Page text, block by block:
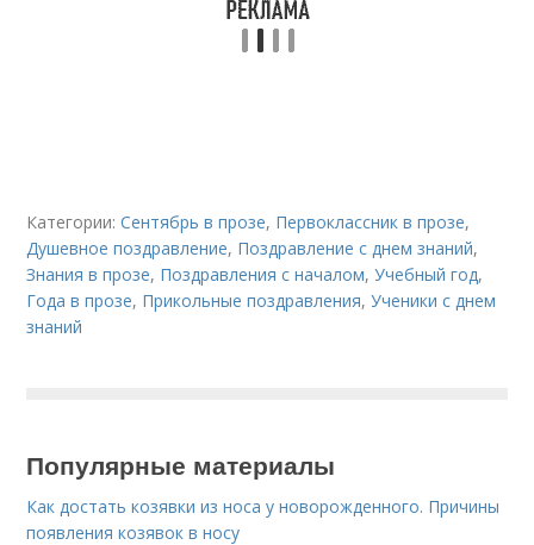
Категории:Сентябрь в прозе, Первоклассник в прозе,
Душевное поздравление, Поздравление с днем знаний,
Знания в прозе, Поздравления с началом,Учебный год,
Года в прозе, Прикольные поздравления,Ученики с днем
знаний
Популярные материалы
Как достать козявки из носа у новорожденного. Причины
появления козявок в носу